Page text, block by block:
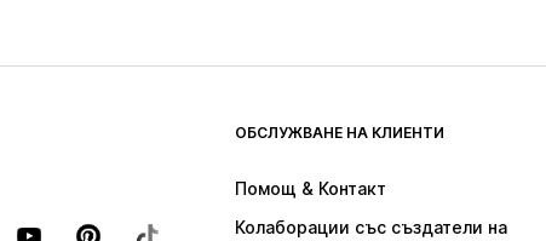
ОБСЛУЖВАНЕ НА КЛИЕНТИ
Помощ & Контакт
Колаборации със създатели на